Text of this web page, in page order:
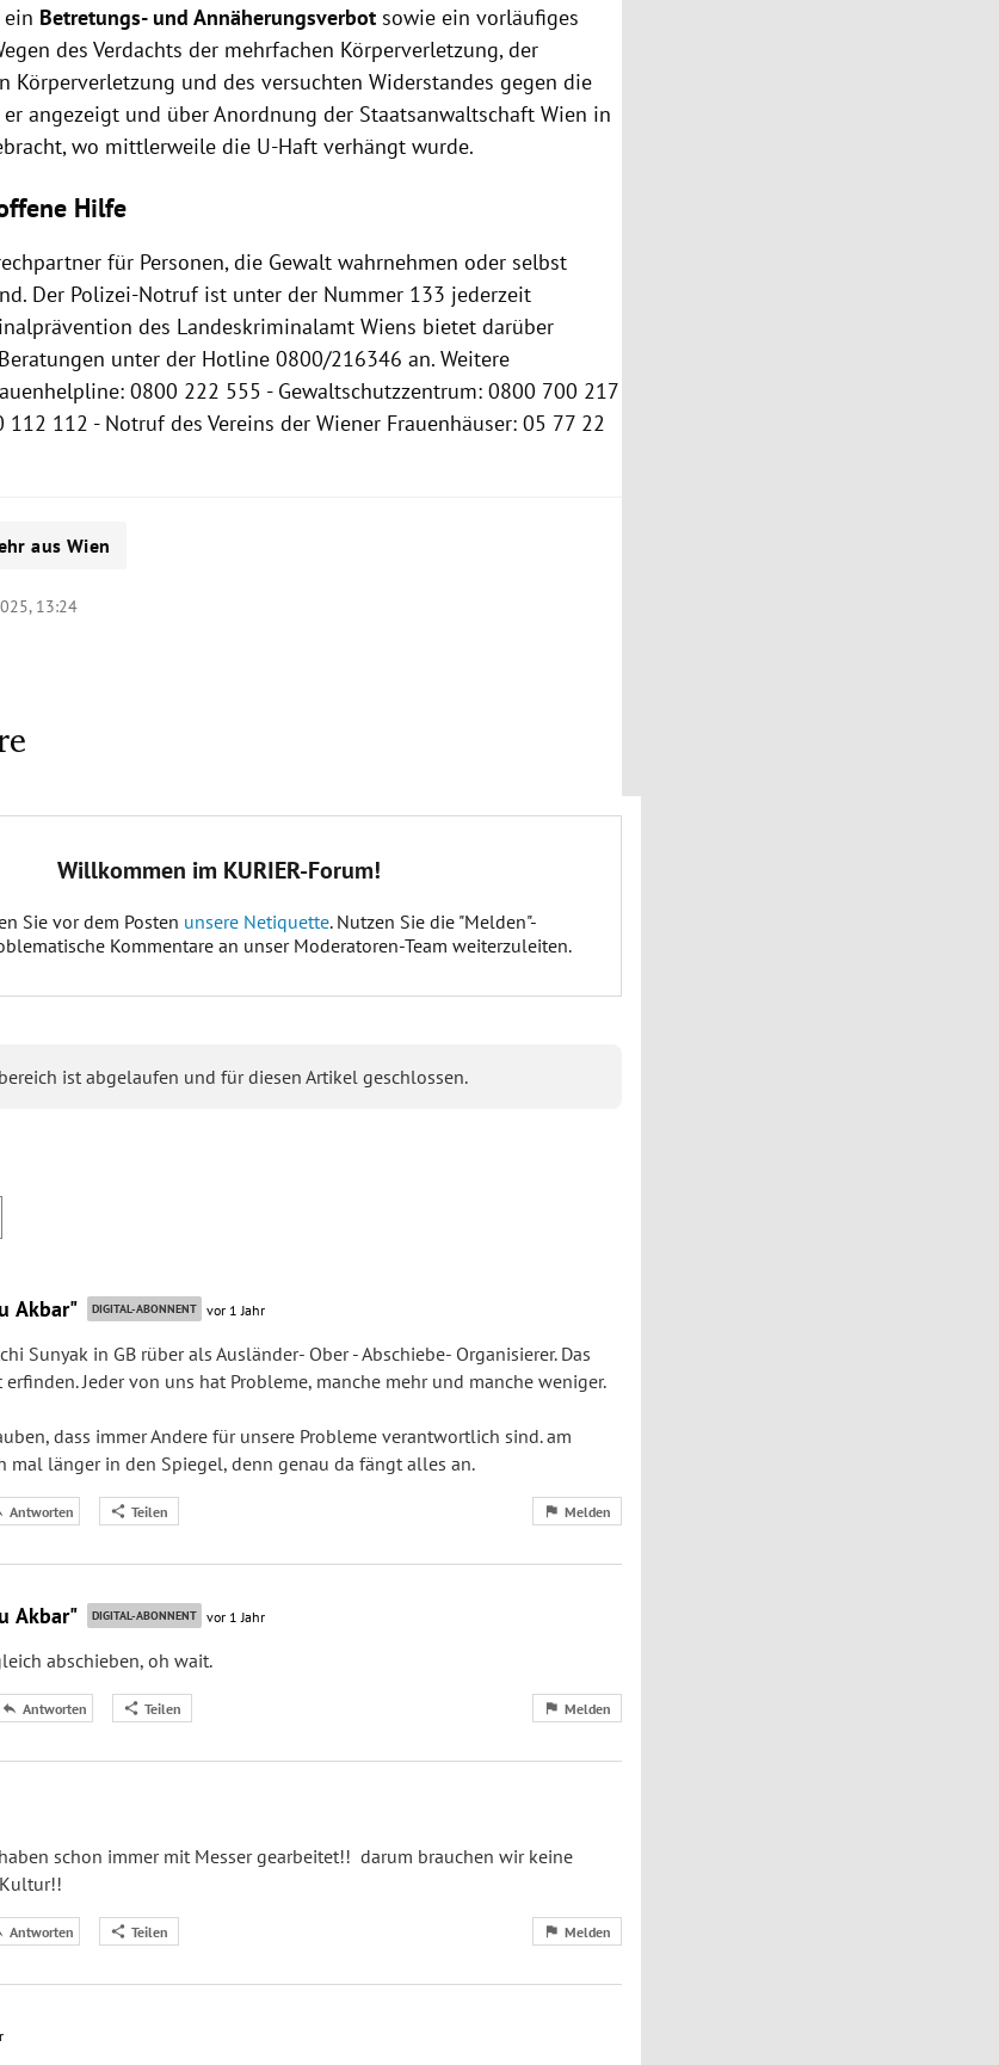
Betretungs- und Annäherungsverbot sowie ein vorläufiges
des Verdachts der mehrfachen Körperverletzung, der
Körperverletzung und des versuchten Widerstandes gegen die
angezeigt und über Anordnung der Staatsanwaltschaft Wien in
wo mittlerweile die U-Haft verhängt wurde.
Hilfe
für Personen, die Gewalt wahrnehmen oder selbst
Der Polizei-Notruf ist unter der Nummer 133 jederzeit
des Landeskriminalamt Wiens bietet darüber
unter der Hotline 0800/216346 an. Weitere
0800 222 555 - Gewaltschutzzentrum: 0800 700 217
112 - Notruf des Vereins der Wiener Frauenhäuser: 05 77 22
aus Wien
13:24